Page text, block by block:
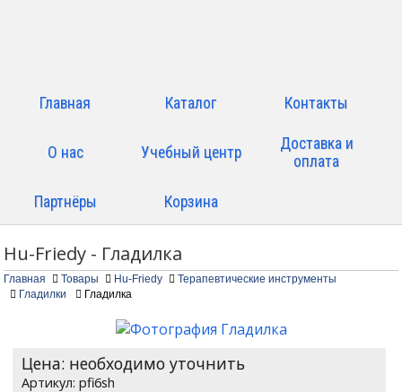
Главная Каталог Контакты
О нас Учебный центр
Доставка и
оплата
Партнёры Корзина
Hu-Friedy - Гладилка
Главная Товары Hu-Friedy
Терапевтические инструменты
Гладилки
Гладилка
Цена: необходимо уточнить
pfi6sh